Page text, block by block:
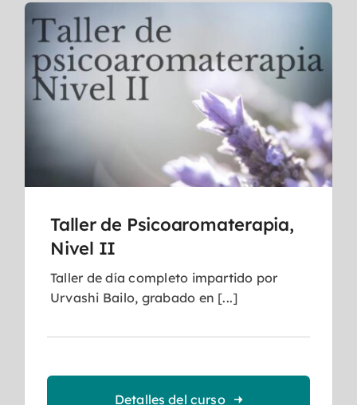
Taller de Psicoaromaterapia,
Nivel II
Taller de día completo impartido por
Urvashi Bailo, grabado en [...]
Detalles del curso